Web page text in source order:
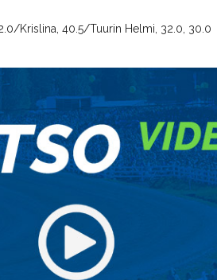
Krislina, 40.5/Tuurin Helmi, 32.0, 30.0